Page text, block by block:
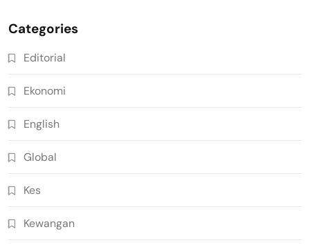
Categories
Editorial
Ekonomi
English
Global
Kes
Kewangan